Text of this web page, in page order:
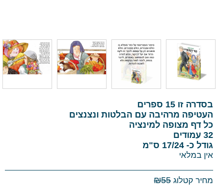
בסדרה זו 15 ספרים
העטיפה מרהיבה עם הבלטות ונצנצים
כל דף מצופה למינציה
32 עמודים
גודל כ- 17/24 ס"מ
אין במלאי
מחיר קטלוג ₪55